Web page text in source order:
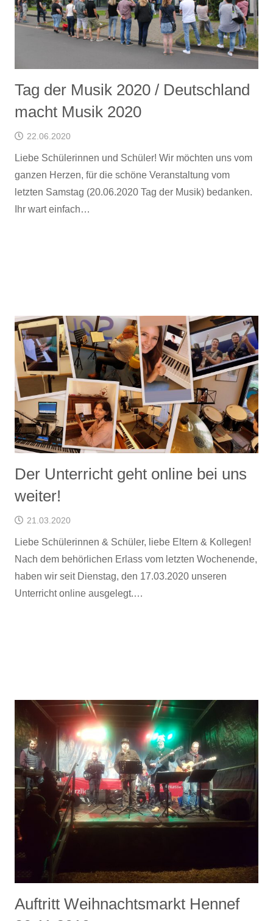
Tag der Musik 2020 / Deutschland
macht Musik 2020
22.06.2020
Liebe Schülerinnen und Schüler! Wir möchten uns vom
ganzen Herzen, für die schöne Veranstaltung vom
letzten Samstag (20.06.2020 Tag der Musik) bedanken.
Ihr wart einfach…
Der Unterricht geht online bei uns
weiter!
21.03.2020
Liebe Schülerinnen & Schüler, liebe Eltern & Kollegen!
Nach dem behörlichen Erlass vom letzten Wochenende,
haben wir seit Dienstag, den 17.03.2020 unseren
Unterricht online ausgelegt.…
Auftritt Weihnachtsmarkt Hennef